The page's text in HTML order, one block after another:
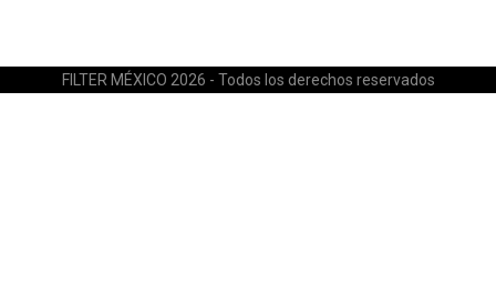
FILTER MÉXICO 2026 - Todos los derechos reservados